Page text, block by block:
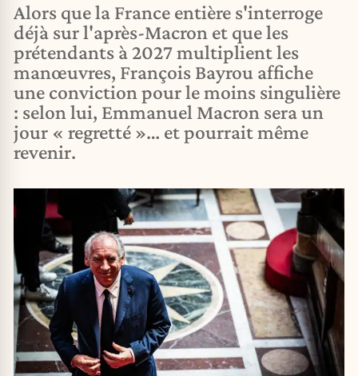
Alors que la France entière s'interroge
déjà sur l'après-Macron et que les
prétendants à 2027 multiplient les
manœuvres, François Bayrou affiche
une conviction pour le moins singulière
: selon lui, Emmanuel Macron sera un
jour « regretté »… et pourrait même
revenir.